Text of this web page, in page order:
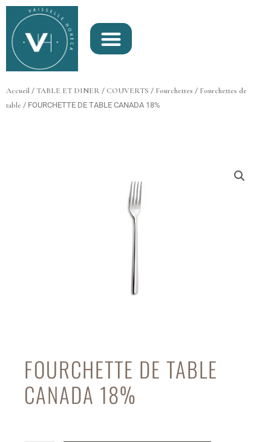
Aller
contenu
Accueil / TABLE ET DINER / COUVERTS / Fourchettes / Fourchettes de
table / FOURCHETTE DE TABLE CANADA 18%
FOURCHETTE DE TABLE
CANADA 18%